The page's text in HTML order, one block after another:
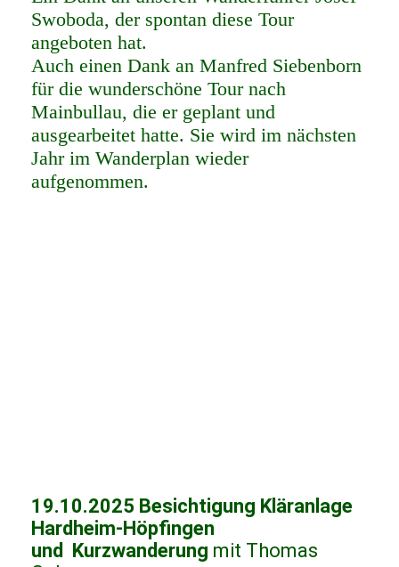
Swoboda, der spontan diese Tour
angeboten hat.
Auch einen Dank an Manfred Siebenborn
für die wunderschöne Tour nach
Mainbullau, die er geplant und
ausgearbeitet hatte. Sie wird im nächsten
Jahr im Wanderplan wieder
aufgenommen.
19.10.2025 Besichtigung Kläranlage
Hardheim-Höpfingen
und Kurzwanderung mit Thomas